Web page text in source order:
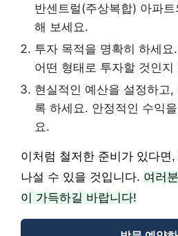
반센트럴(주상복합) 아파
해 보세요.
투자 목적을 명확히 하세
어떤 형태로 투자할 것인지
현실적인 예산을 설정하고
록 하세요. 안정적인 수익
요.
이처럼 철저한 준비가 있다면
나설 수 있을 것입니다. 여러
이 가득하길 바랍니다!